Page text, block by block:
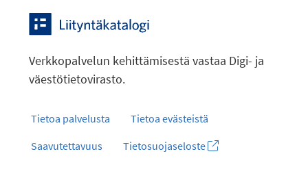
Verkkopalvelun kehittämisestä vastaa Digi- ja
väestötietovirasto.
Tietoa palvelusta
Tietoa evästeistä
Saavutettavuus
Tietosuojaseloste